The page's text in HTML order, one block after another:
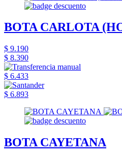
BOTA CARLOTA
$ 9.190
$ 8.390
$ 6.433
$ 6.893
BOTA CAYETANA